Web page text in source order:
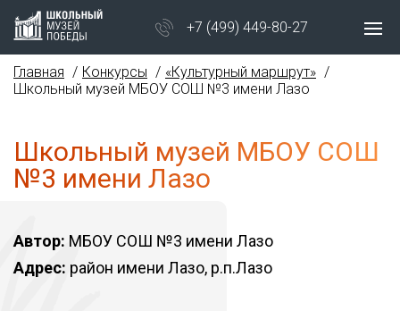
+7 (499) 449-80-27
Главная Конкурсы
«Культурный маршрут»
Школьный музей МБОУ СОШ №3 имени Лазо
Школьный музей МБОУ СОШ
№3 имени Лазо
Автор: МБОУ СОШ №3 имени Лазо
Адрес: район имени Лазо, р.п.Лазо